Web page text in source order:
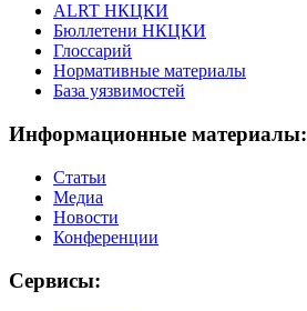
ALRT НКЦКИ
Бюллетени НКЦКИ
Глоссарий
Нормативные материалы
База уязвимостей
Информационные материалы:
Статьи
Медиа
Новости
Конференции
Сервисы: